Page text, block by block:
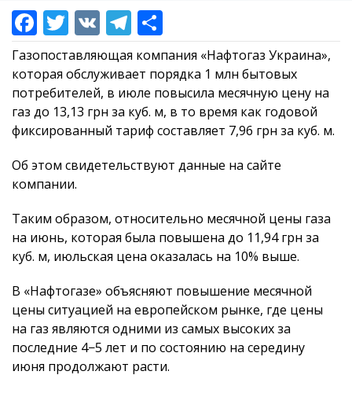
Газопоставляющая компания «Нафтогаз Украина»,
которая обслуживает порядка 1 млн бытовых
потребителей, в июле повысила месячную цену на
газ до 13,13 грн за куб. м, в то время как годовой
фиксированный тариф составляет 7,96 грн за куб. м.
Об этом свидетельствуют данные на сайте
компании.
Таким образом, относительно месячной цены газа
на июнь, которая была повышена до 11,94 грн за
куб. м, июльская цена оказалась на 10% выше.
В «Нафтогазе» объясняют повышение месячной
цены ситуацией на европейском рынке, где цены
на газ являются одними из самых высоких за
последние 4−5 лет и по состоянию на середину
июня продолжают расти.